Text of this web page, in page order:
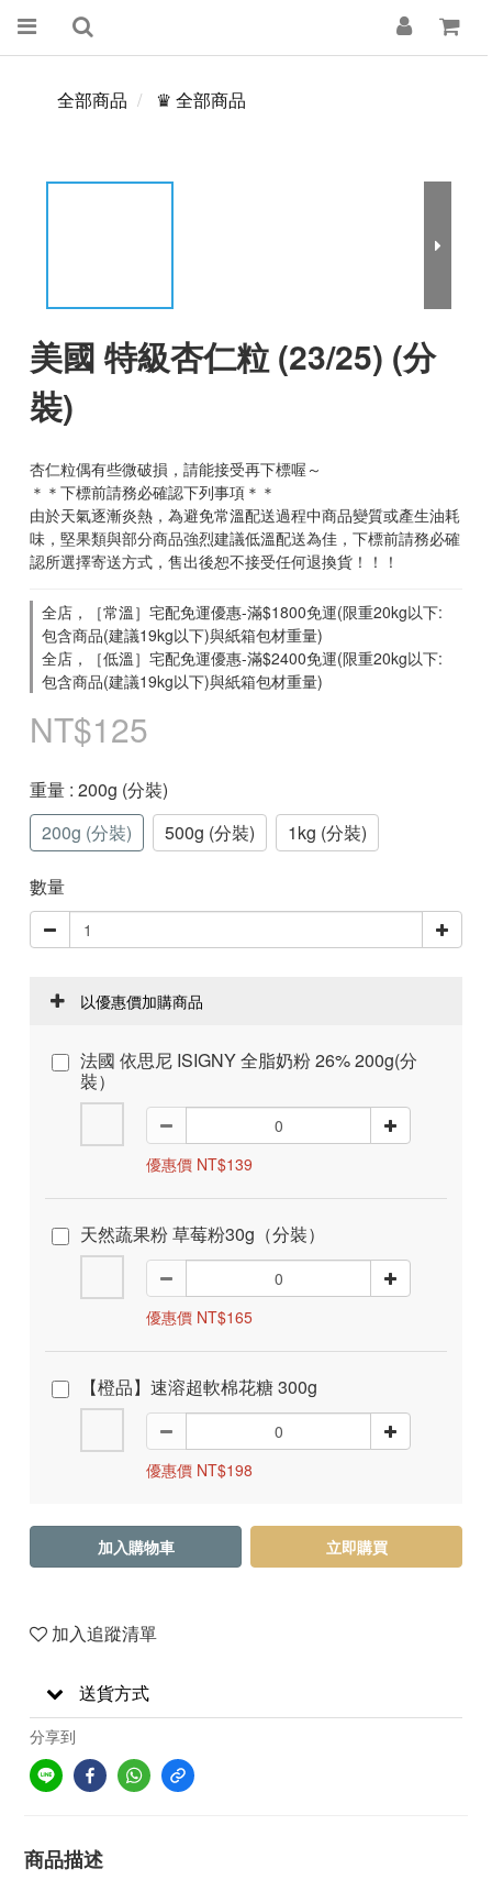
全部商品 ♛ 全部商品
美國 特級杏仁粒 (23/25) (分
裝)
杏仁粒偶有些微破損，請能接受再下標喔～
＊＊下標前請務必確認下列事項＊＊
由於天氣逐漸炎熱，為避免常溫配送過程中商品變質或產生油耗
味，堅果類與部分商品強烈建議低溫配送為佳，下標前請務必確
認所選擇寄送方式，售出後恕不接受任何退換貨！！！
全店，［常溫］宅配免運優惠-滿$1800免運(限重20kg以下:
包含商品(建議19kg以下)與紙箱包材重量)
全店，［低溫］宅配免運優惠-滿$2400免運(限重20kg以下:
包含商品(建議19kg以下)與紙箱包材重量)
NT$125
重量 : 200g (分裝)
200g (分裝)
500g (分裝) 1kg (分裝)
數量
以優惠價加購商品
法國 依思尼 ISIGNY 全脂奶粉 26% 200g(分
裝）
優惠價 NT$139
天然蔬果粉 草莓粉30g（分裝）
優惠價 NT$165
【橙品】速溶超軟棉花糖 300g
優惠價 NT$198
加入購物車 立即購買
加入追蹤清單
送貨方式
分享到
商品描述